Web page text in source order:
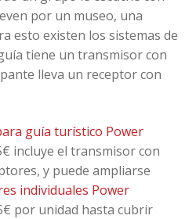
por un museo, una
esto existen los sistemas de
tiene un transmisor con
lleva un receptor con
guía turístico Power
incluye el transmisor con
y puede ampliarse
individuales Power
por unidad hasta cubrir